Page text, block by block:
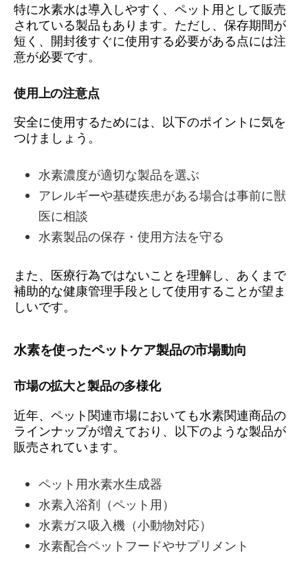
特に水素水は導入しやすく、ペット用として販売
されている製品もあります。ただし、保存期間が
短く、開封後すぐに使用する必要がある点には注
意が必要です。
使用上の注意点
安全に使用するためには、以下のポイントに気を
つけましょう。
水素濃度が適切な製品を選ぶ
アレルギーや基礎疾患がある場合は事前に獣
医に相談
水素製品の保存・使用方法を守る
また、医療行為ではないことを理解し、あくまで
補助的な健康管理手段として使用することが望ま
しいです。
水素を使ったペットケア製品の市場動向
市場の拡大と製品の多様化
近年、ペット関連市場においても水素関連商品の
ラインナップが増えており、以下のような製品が
販売されています。
ペット用水素水生成器
水素入浴剤（ペット用）
水素ガス吸入機（小動物対応）
水素配合ペットフードやサプリメント